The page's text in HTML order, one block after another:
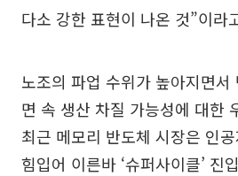
다소 강한 표현이 나온 것”이라
노조의 파업 수위가 높아지면
면 속 생산 차질 가능성에 대한
최근 메모리 반도체 시장은 인
힘입어 이른바 ‘슈퍼사이클’ 진